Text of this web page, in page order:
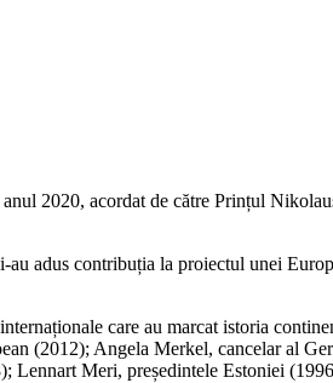
2020, acordat de către Prințul
adus contribuția la proiectul unei
care au marcat istoria
(2012); Angela Merkel, cancelar al
Meri, președintele Estoniei